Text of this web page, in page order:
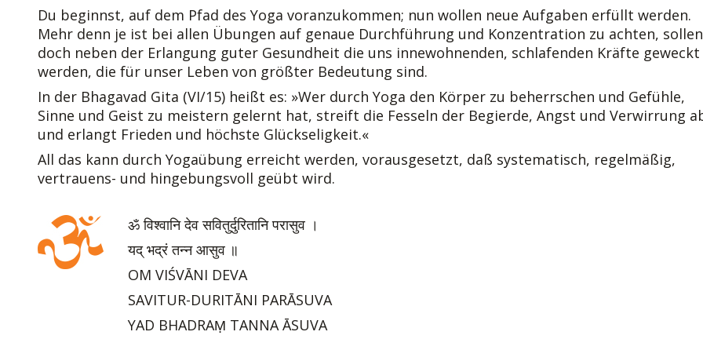
Du beginnst, auf dem Pfad des Yoga voranzukommen; nun wollen neue Aufgaben erfüllt werden.
Mehr denn je ist bei allen Übungen auf genaue Durchführung und Konzentration zu achten, sollen
doch neben der Erlangung guter Gesundheit die uns innewohnenden, schlafenden Kräfte geweckt
werden, die für unser Leben von größter Bedeutung sind.
In der Bhagavad Gita (VI/15) heißt es: »Wer durch Yoga den Körper zu beherrschen und Gefühle,
Sinne und Geist zu meistern gelernt hat, streift die Fesseln der Begierde, Angst und Verwirrung
und erlangt Frieden und höchste Glückseligkeit.«
All das kann durch Yogaübung erreicht werden, vorausgesetzt, daß systematisch, regelmäßig,
vertrauens- und hingebungsvoll geübt wird.
ॐ विश्वानि देव सवितुर्दुरितानि परासुव ।
यद् भद्रं तन्न आसुव ॥
OM VIŚVĀNI DEVA
SAVITUR-DURITĀNI PARĀSUVA
YAD BHADRAṂ TANNA ĀSUVA